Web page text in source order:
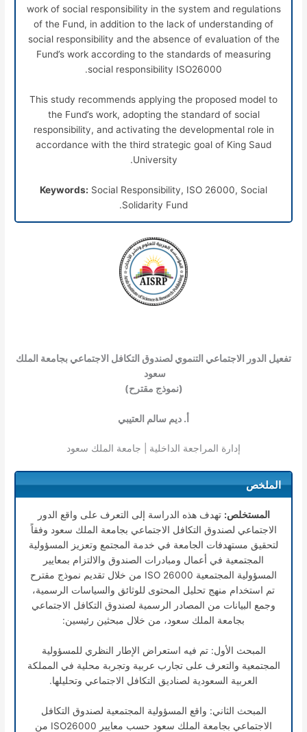
work of social responsibility in the system and regulations
of the Fund, in addition to the lack of understanding of
social responsibility and the absence of evaluation of the
Fund’s work according to the standards of measuring
social responsibility ISO26000.
This study recommends applying the proposed model to
the Fund’s work, adopting the standard of social
responsibility, and activating the developmental role in
accordance with the third strategic goal of King Saud
University.
Keywords: Social Responsibility, ISO 26000, Social
Solidarity Fund.
تفعيل الدور الاجتماعي التنموي لصندوق التكافل الاجتماعي بجامعة الملك
سعود
(نموذج مقترح)
أ. ديم سالم العتيبي
إدارة المراجعة الداخلية | جامعة الملك سعود
الملخص
المستخلص: تهدف هذه الدراسة إلى التعرف على واقع الدور
الاجتماعي لصندوق التكافل الاجتماعي بجامعة الملك سعود وفقاً
لتحقيق مستهدفات الجامعة في خدمة المجتمع وتعزيز المسؤولية
المجتمعية في أعمال ومبادرات الصندوق والالتزام بمعايير
المسؤولية المجتمعية 26000 ISO من خلال تقديم نموذج مقترح
تم استخدام منهج تحليل المحتوى للوثائق والسياسات الرسمية،
وجمع البيانات من المصادر الرسمية لصندوق التكافل الاجتماعي
بجامعة الملك سعود، من خلال مبحثين رئيسين:
المبحث الأول: تم فيه استعراض الإطار النظري للمسؤولية
المجتمعية والتعرف على تجارب عربية وتجربة محلية في المملكة
العربية السعودية لصناديق التكافل الاجتماعي وتحليلها.
المبحث الثاني: واقع المسؤولية المجتمعية لصندوق التكافل
الاجتماعي بجامعة الملك سعود حسب معايير ISO26000 من